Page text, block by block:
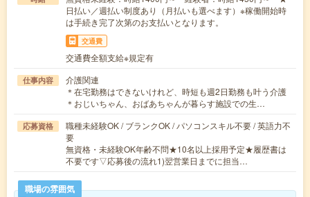
日払い／週払い制度あり（月払いも選べます）※稼働開始時
は手続き完了次第のお支払いとなります。
交通費
交通費全額支給※規定有
仕事内容
介護関連
＊在宅勤務はできないけれど、時短も週2日勤務も叶う介護
＊おじいちゃん、おばあちゃんが暮らす施設での生…
応募資格
職種未経験OK / ブランクOK / パソコンスキル不要 / 英語力不
要
無資格・未経験OK年齢不問★10名以上採用予定★履歴書は
不要です▽応募後の流れ1)翌営業日までに担当…
職場の雰囲気